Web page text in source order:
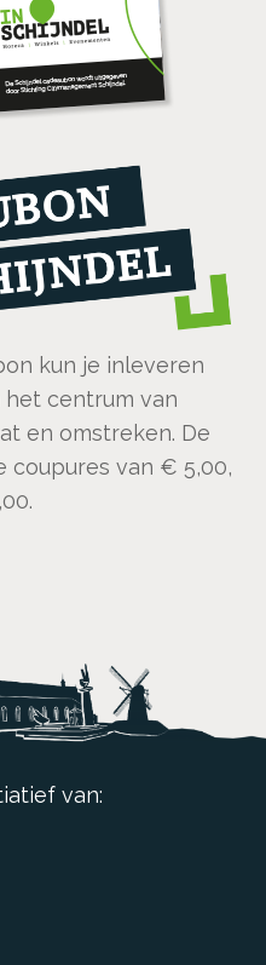
kun je inleveren
het centrum van
en omstreken. De
coupures van € 5,00,
van: